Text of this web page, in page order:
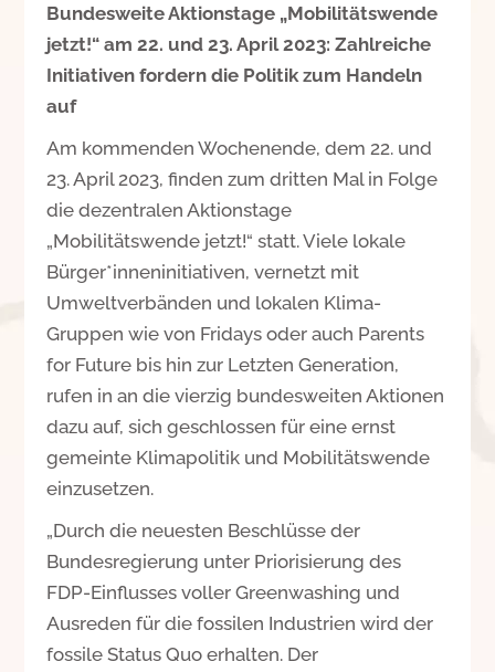
Bundesweite Aktionstage „Mobilitätswende
jetzt!“ am 22. und 23. April 2023: Zahlreiche
Initiativen fordern die Politik zum Handeln
auf
Am kommenden Wochenende, dem 22. und
23. April 2023, finden zum dritten Mal in Folge
die dezentralen Aktionstage
„Mobilitätswende jetzt!“ statt. Viele lokale
Bürger*inneninitiativen, vernetzt mit
Umweltverbänden und lokalen Klima-
Gruppen wie von Fridays oder auch Parents
for Future bis hin zur Letzten Generation,
rufen in an die vierzig bundesweiten Aktionen
dazu auf, sich geschlossen für eine ernst
gemeinte Klimapolitik und Mobilitätswende
einzusetzen.
„Durch die neuesten Beschlüsse der
Bundesregierung unter Priorisierung des
FDP-Einflusses voller Greenwashing und
Ausreden für die fossilen Industrien wird der
fossile Status Quo erhalten. Der